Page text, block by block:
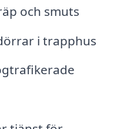
och smuts
i trapphus